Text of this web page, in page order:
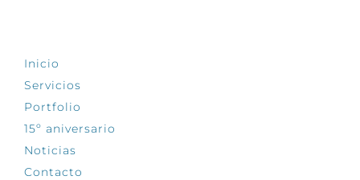
Inicio
Servicios
Portfolio
15º aniversario
Noticias
Contacto